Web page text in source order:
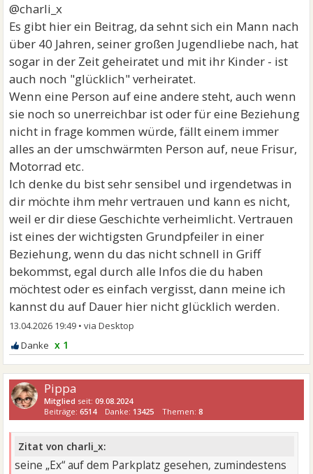
@charli_x
Es gibt hier ein Beitrag, da sehnt sich ein Mann nach
über 40 Jahren, seiner großen Jugendliebe nach, hat
sogar in der Zeit geheiratet und mit ihr Kinder - ist
auch noch "glücklich" verheiratet.
Wenn eine Person auf eine andere steht, auch wenn
sie noch so unerreichbar ist oder für eine Beziehung
nicht in frage kommen würde, fällt einem immer
alles an der umschwärmten Person auf, neue Frisur,
Motorrad etc.
Ich denke du bist sehr sensibel und irgendetwas in
dir möchte ihm mehr vertrauen und kann es nicht,
weil er dir diese Geschichte verheimlicht. Vertrauen
ist eines der wichtigsten Grundpfeiler in einer
Beziehung, wenn du das nicht schnell in Griff
bekommst, egal durch alle Infos die du haben
möchtest oder es einfach vergisst, dann meine ich
kannst du auf Dauer hier nicht glücklich werden.
13.04.2026 19:49 •
x 1
Pippa
Mitglied seit:09.08.2024
Beiträge:6514 Danke: 13425 Themen:8
Zitat von charli_x:
seine „Ex“ auf dem Parkplatz gesehen, zumindestens